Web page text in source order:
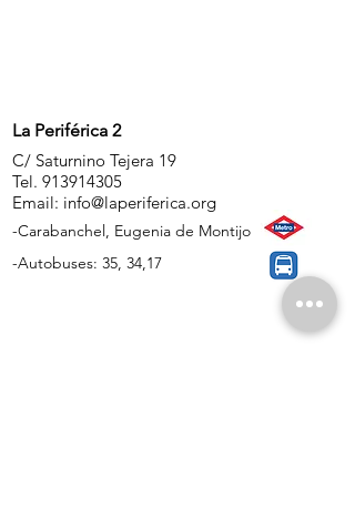
La Periférica 2
C/ Saturnino Tejera 19
Tel. 913914305
Email: info@laperiferica.org
-Carabanchel, Eugenia de Montijo
-Autobuses: 35, 34,17